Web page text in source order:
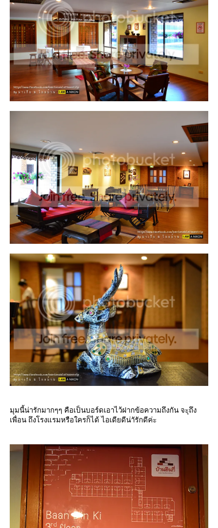
มุมนี้น่ารักมากๆๆ คือเป็นบอร์ดเอาไว้ฝากข้อความถึงกัน จะุถึง
เพื่อน ถึงโรงแรมหรือใครก็ได้ ไอเดียดีน่าัรักดีค่ะ